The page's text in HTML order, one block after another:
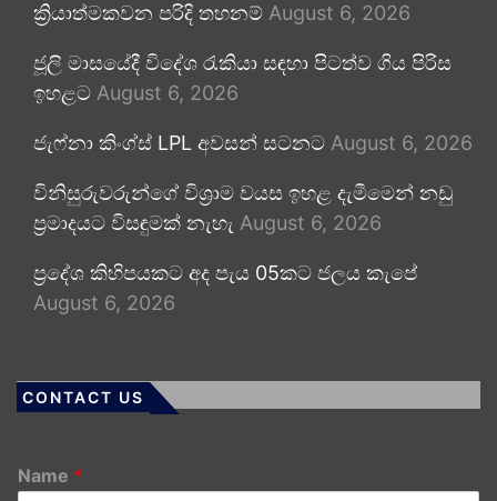
ක්‍රියාත්මකවන පරිදි තහනම් August 6, 2026
ජූලි මාසයේදී විදේශ රැකියා සඳහා පිටත්ව ගිය පිරිස
ඉහළට August 6, 2026
ජැෆ්නා කිංග්ස් LPL අවසන් සටනට August 6, 2026
විනිසුරුවරුන්ගේ විශ්‍රාම වයස ඉහළ දැමීමෙන් නඩු
ප්‍රමාදයට විසඳුමක් නැහැ August 6, 2026
ප්‍රදේශ කිහිපයකට අද පැය 05කට ජලය කැපේ
August 6, 2026
CONTACT US
Name *